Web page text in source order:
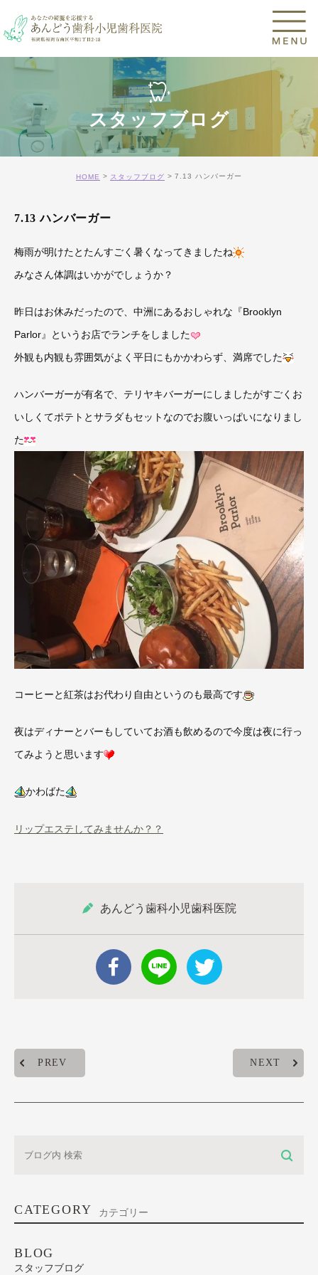
スタッフブログ
HOME スタッフブログ 7.13 ハンバーガー
7.13 ハンバーガー
梅雨が明けたとたんすごく暑くなってきましたね
みなさん体調はいかがでしょうか？
昨日はお休みだったので、中洲にあるおしゃれな『Brooklyn
Parlor』というお店でランチをしました
外観も内観も雰囲気がよく平日にもかかわらず、満席でした
ハンバーガーが有名で、テリヤキバーガーにしましたがすごくお
いしくてポテトとサラダもセットなのでお腹いっぱいになりまし
た
コーヒーと紅茶はお代わり自由というのも最高です
夜はディナーとバーもしていてお酒も飲めるので今度は夜に行っ
てみようと思います
かわばた
リップエステしてみませんか？？
あんどう歯科小児歯科医院
PREV NEXT
CATEGORY カテゴリー
BLOG
スタッフブログ